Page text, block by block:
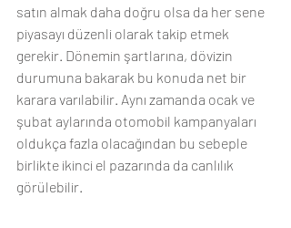
satın almak daha doğru olsa da her sene
piyasayı düzenli olarak takip etmek
gerekir. Dönemin şartlarına, dövizin
durumuna bakarak bu konuda net bir
karara varılabilir. Aynı zamanda ocak ve
şubat aylarında otomobil kampanyaları
oldukça fazla olacağından bu sebeple
birlikte ikinci el pazarında da canlılık
görülebilir.